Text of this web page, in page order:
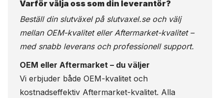
Varför välja oss som din leverantör?
Beställ din slutväxel på slutvaxel.seoch välj
mellan OEM-kvalitet eller Aftermarket-kvalitet –
med snabb leverans och professionell support.
OEM eller Aftermarket – du väljer
Vi erbjuder både OEM-kvalitet och
kostnadseffektiv Aftermarket-kvalitet. Alla